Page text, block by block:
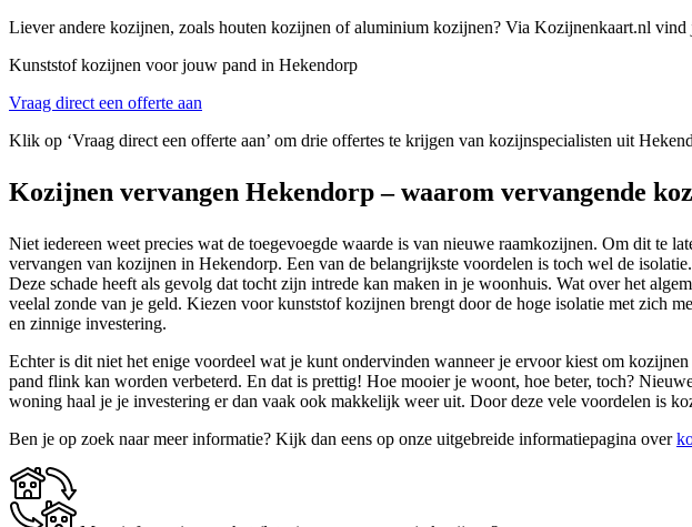
Liever andere kozijnen, zoals houten kozijnen of aluminium kozijnen? Via Kozijnenkaart.nl vind
Kunststof kozijnen voor jouw pand in Hekendorp
Vraag direct een offerte aan
Klik op ‘Vraag direct een offerte aan’ om drie offertes te krijgen van kozijnspecialisten uit
Kozijnen vervangen Hekendorp – waarom vervangende
Niet iedereen weet precies wat de toegevoegde waarde is van nieuwe raamkozijnen. Om dit te
vervangen van kozijnen in Hekendorp. Een van de belangrijkste voordelen is toch wel de
Deze schade heeft als gevolg dat tocht zijn intrede kan maken in je woonhuis. Wat over het
veelal zonde van je geld. Kiezen voor kunststof kozijnen brengt door de hoge isolatie met zich
en zinnige investering.
Echter is dit niet het enige voordeel wat je kunt ondervinden wanneer je ervoor kiest om
pand flink kan worden verbeterd. En dat is prettig! Hoe mooier je woont, hoe beter, toch?
woning haal je je investering er dan vaak ook makkelijk weer uit. Door deze vele voordelen is
Ben je op zoek naar meer informatie? Kijk dan eens op onze uitgebreide informatiepagina over